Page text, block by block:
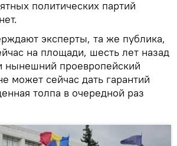
политических партий
эксперты, та же публика,
на площади, шесть лет назад
нынешний проевропейский
может сейчас дать гарантий
толпа в очередной раз